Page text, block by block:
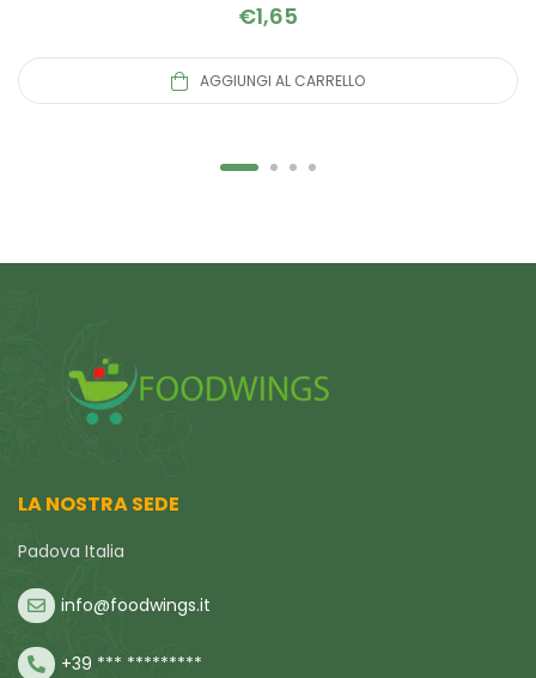
€1,65
AGGIUNGI AL CARRELLO
LA NOSTRA SEDE
Padova Italia
info@foodwings.it
+39 *** *********